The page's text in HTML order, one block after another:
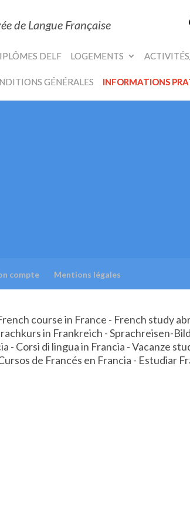
de Langue Française
DELF LOGEMENTS
GÉNÉRALES INFORMATIONS
compte Mentions légales
course in France - French study
in Frankreich - Sprachreisen-
- Corsi di lingua in Francia - Vacanze
de Francés en Francia - Estudiar